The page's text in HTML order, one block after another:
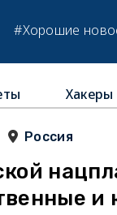
#Хорошие
Хакеры
Россия